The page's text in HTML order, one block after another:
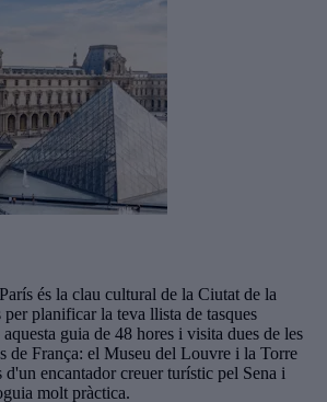
és la clau cultural de la Ciutat de la
planificar la teva llista de tasques
guia de 48 hores i visita dues de les
de França: el Museu del Louvre i la Torre
encantador creuer turístic pel Sena i
molt pràctica.